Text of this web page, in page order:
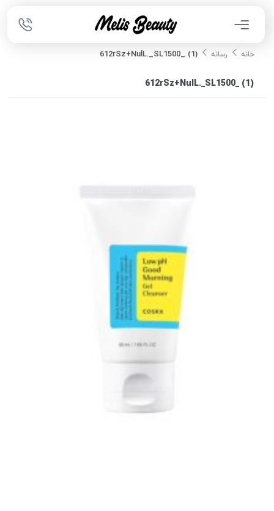
خانه رسانه 612rSz+NulL._SL1500_ (1)
612rSz+NulL._SL1500_ (1)